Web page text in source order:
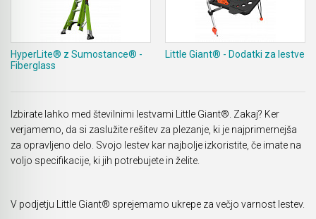
HyperLite® z Sumostance® -
Fiberglass
Little Giant® - Dodatki za lestve
Izbirate lahko med številnimi lestvami Little Giant®. Zakaj? Ker
verjamemo, da si zaslužite rešitev za plezanje, ki je najprimernejša
za opravljeno delo. Svojo lestev kar najbolje izkoristite, če imate na
voljo specifikacije, ki jih potrebujete in želite.
V podjetju Little Giant® sprejemamo ukrepe za večjo varnost lestev.
Akmulatorski kovičarji / kovičniki
Akumulatorske tračne žage
Akumulatorski mešalniki in zgoščevalniki
Akumulatorske škarje in prebijalniki za kovino
Akumulatorske samokolnice
Akumulatorski grelnik vode
Ročno orodje
Pribor za prebijalnike in rezalnike kovine
Stranski in krožni ročaji
Elastike, gurtne in povezovalni trakovi
Ležaji SKF
Ščetke MAKITA